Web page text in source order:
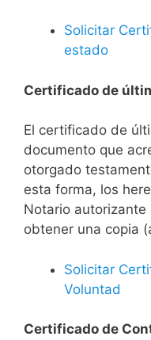
Solicitar
estado
Certificado de
El certificado de
documento que
otorgado
esta forma, los
Notario
obtener una copia
Solicitar
Voluntad
Certificado de